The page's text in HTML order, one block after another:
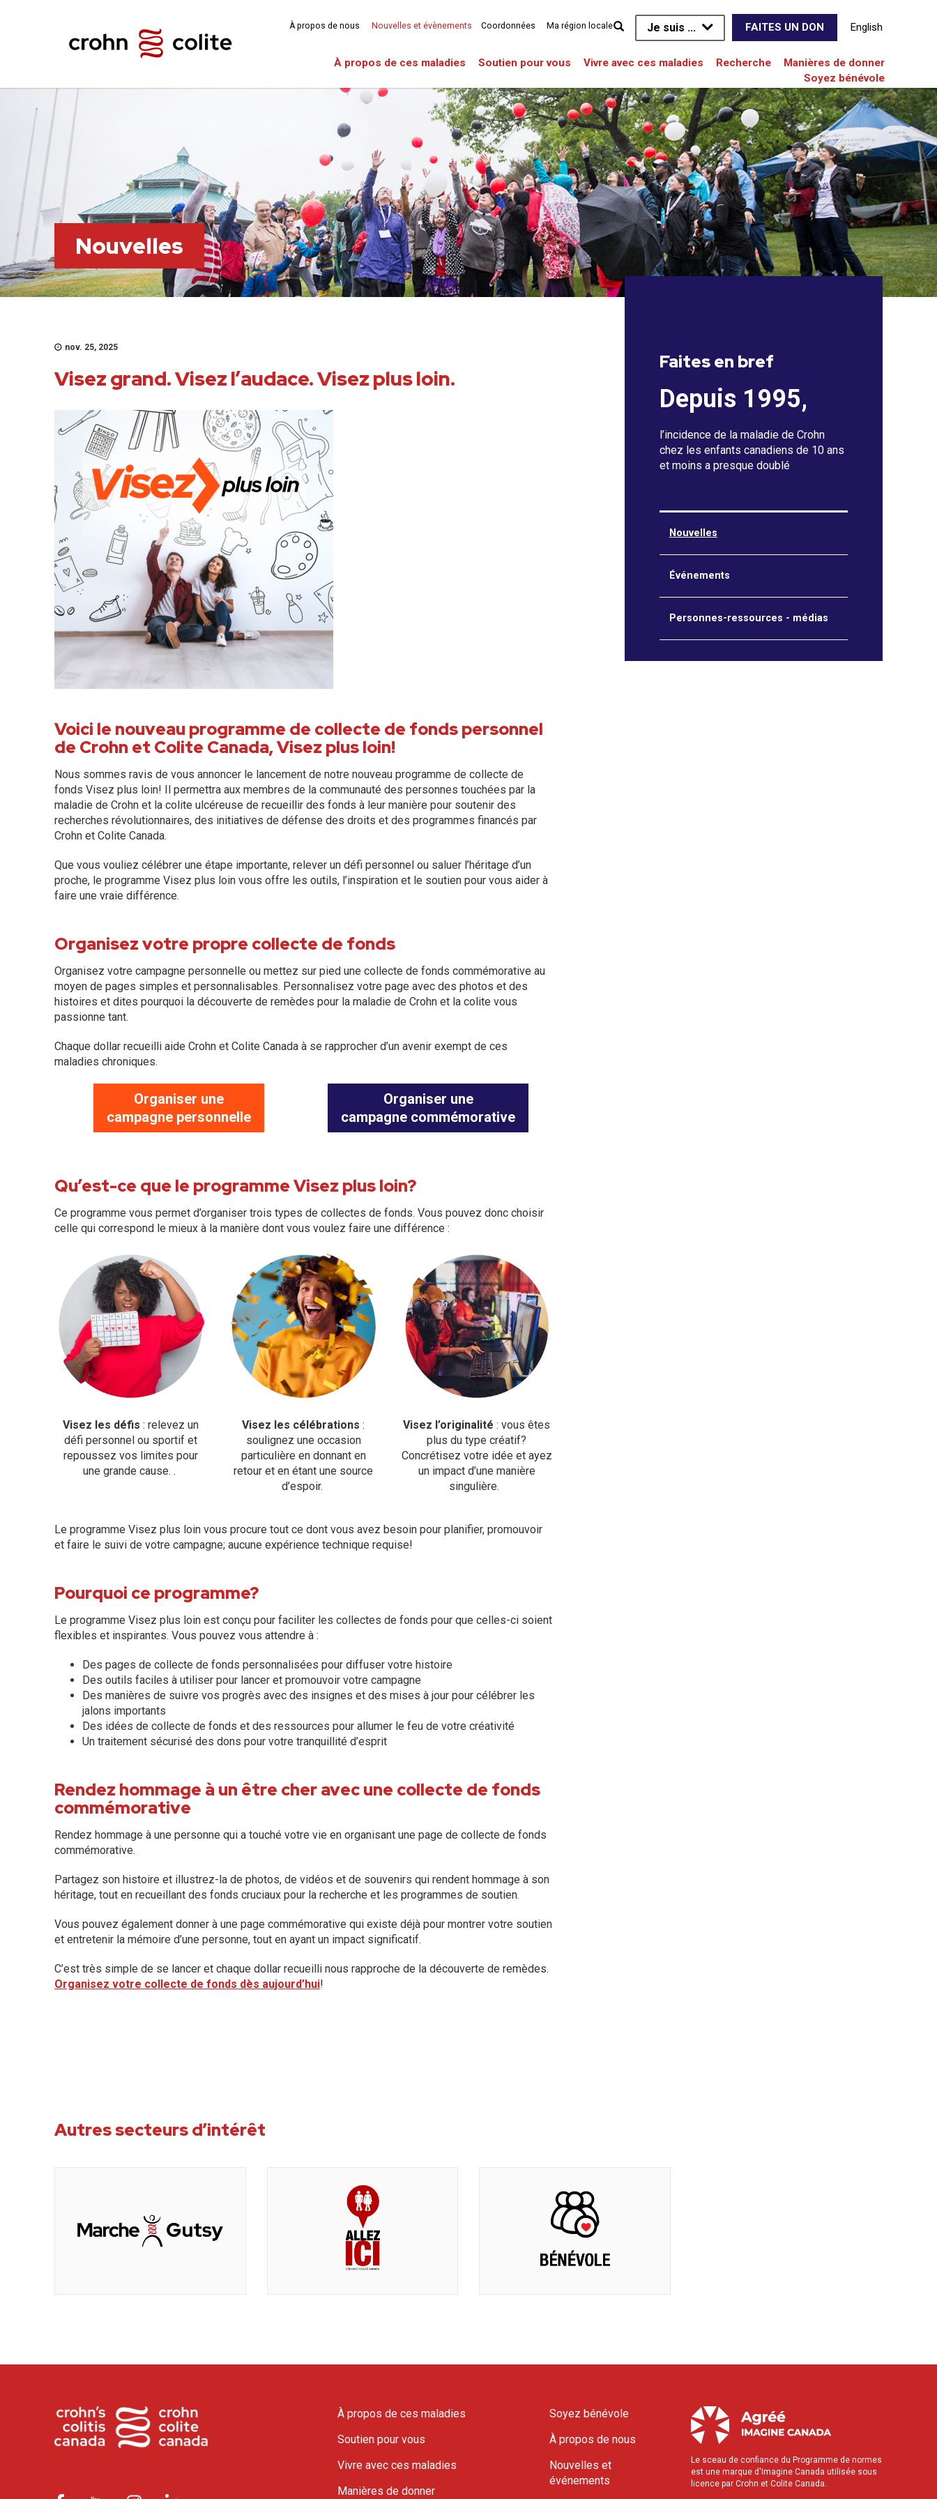
Je suis ... FAITES UN DON English
À propos de ces maladies Soutien pour vous Vivre avec ces maladies Recherche
Manières de donner
Soyez bénévole
À propos de nous Nouvelles et évènements Coordonnées Ma région locale
Nouvelles
nov. 25, 2025
Visez grand. Visez l’audace. Visez plus loin.
Voici le nouveau programme de collecte de fonds personnel
de Crohn et Colite Canada, Visez plus loin!
Nous sommes ravis de vous annoncer le lancement de notre nouveau programme de collecte de
fonds Visez plus loin! Il permettra aux membres de la communauté des personnes touchées par la
maladie de Crohn et la colite ulcéreuse de recueillir des fonds à leur manière pour soutenir des
recherches révolutionnaires, des initiatives de défense des droits et des programmes financés par
Crohn et Colite Canada.
Que vous vouliez célébrer une étape importante, relever un défi personnel ou saluer l’héritage d’un
proche, le programme Visez plus loin vous offre les outils, l’inspiration et le soutien pour vous aider à
faire une vraie différence.
Organisez votre propre collecte de fonds
Organisez votre campagne personnelle ou mettez sur pied une collecte de fonds commémorative au
moyen de pages simples et personnalisables. Personnalisez votre page avec des photos et des
histoires et dites pourquoi la découverte de remèdes pour la maladie de Crohn et la colite vous
passionne tant.
Chaque dollar recueilli aide Crohn et Colite Canada à se rapprocher d’un avenir exempt de ces
maladies chroniques.
Organiser une
campagne personnelle
Organiser une
campagne commémorative
Qu’est-ce que le programme Visez plus loin?
Ce programme vous permet d’organiser trois types de collectes de fonds. Vous pouvez donc choisir
celle qui correspond le mieux à la manière dont vous voulez faire une différence :
Visez les défis : relevez un
défi personnel ou sportif et
repoussez vos limites pour
une grande cause. .
Visez les célébrations :
soulignez une occasion
particulière en donnant en
retour et en étant une source
d’espoir.
Visez l’originalité : vous êtes
plus du type créatif?
Concrétisez votre idée et ayez
un impact d’une manière
singulière.
Le programme Visez plus loin vous procure tout ce dont vous avez besoin pour planifier, promouvoir
et faire le suivi de votre campagne; aucune expérience technique requise!
Pourquoi ce programme?
Le programme Visez plus loin est conçu pour faciliter les collectes de fonds pour que celles-ci soient
flexibles et inspirantes. Vous pouvez vous attendre à :
Des pages de collecte de fonds personnalisées pour diffuser votre histoire
Des outils faciles à utiliser pour lancer et promouvoir votre campagne
Des manières de suivre vos progrès avec des insignes et des mises à jour pour célébrer les
jalons importants
Des idées de collecte de fonds et des ressources pour allumer le feu de votre créativité
Un traitement sécurisé des dons pour votre tranquillité d’esprit
Rendez hommage à un être cher avec une collecte de fonds
commémorative
Rendez hommage à une personne qui a touché votre vie en organisant une page de collecte de fonds
commémorative.
Partagez son histoire et illustrez-la de photos, de vidéos et de souvenirs qui rendent hommage à son
héritage, tout en recueillant des fonds cruciaux pour la recherche et les programmes de soutien.
Vous pouvez également donner à une page commémorative qui existe déjà pour montrer votre soutien
et entretenir la mémoire d’une personne, tout en ayant un impact significatif.
C’est très simple de se lancer et chaque dollar recueilli nous rapproche de la découverte de remèdes.
Organisez votre collecte de fonds dès aujourd’hui!
Faites en bref
Depuis 1995,
l’incidence de la maladie de Crohn
chez les enfants canadiens de 10 ans
et moins a presque doublé
Nouvelles
Événements
Personnes-ressources - médias
Autres secteurs d’intérêt
À propos de ces maladies
Soutien pour vous
Vivre avec ces maladies
Manières de donner
Soyez bénévole
À propos de nous
Nouvelles et
événements
Le sceau de confiance du Programme de normes
est une marque d'Imagine Canada utilisée sous
licence par Crohn et Colite Canada.